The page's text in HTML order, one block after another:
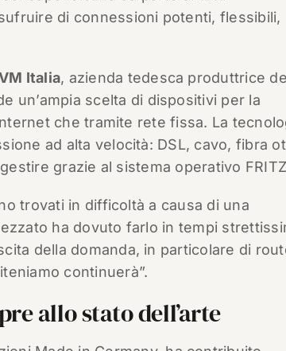
di connessioni potenti, flessibili,
Italia, azienda tedesca produttrice
un’ampia scelta di dispositivi per la
che tramite rete fissa. La
ad alta velocità: DSL, cavo, fibra
grazie al sistema operativo
trovati in difficoltà a causa di una
ha dovuto farlo in tempi
della domanda, in particolare di
continuerà”.
allo stato dell’arte